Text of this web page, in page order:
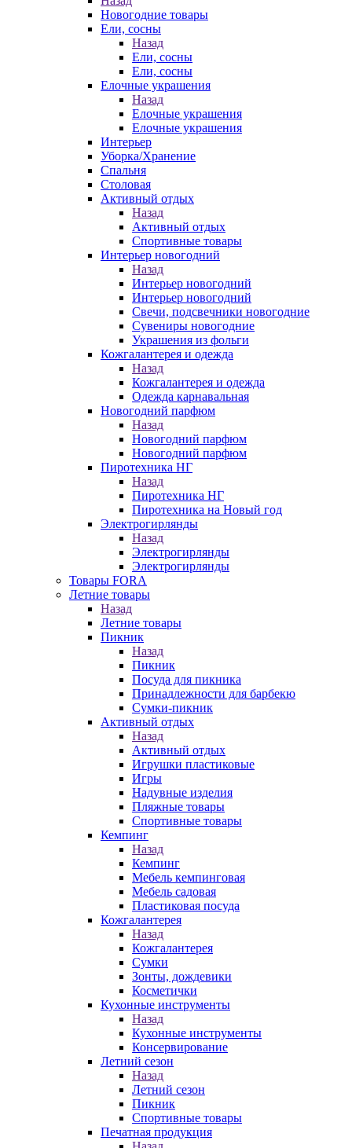
Новогодние товары
Ели, сосны
Назад
Ели, сосны
Ели, сосны
Елочные украшения
Назад
Елочные украшения
Елочные украшения
Интерьер
Уборка/Хранение
Спальня
Столовая
Активный отдых
Назад
Активный отдых
Спортивные товары
Интерьер новогодний
Назад
Интерьер новогодний
Интерьер новогодний
Свечи, подсвечники новогодние
Сувениры новогодние
Украшения из фольги
Кожгалантерея и одежда
Назад
Кожгалантерея и одежда
Одежда карнавальная
Новогодний парфюм
Назад
Новогодний парфюм
Новогодний парфюм
Пиротехника НГ
Назад
Пиротехника НГ
Пиротехника на Новый год
Электрогирлянды
Назад
Электрогирлянды
Электрогирлянды
Товары FORA
Летние товары
Назад
Летние товары
Пикник
Назад
Пикник
Посуда для пикника
Принадлежности для барбекю
Сумки-пикник
Активный отдых
Назад
Активный отдых
Игрушки пластиковые
Игры
Надувные изделия
Пляжные товары
Спортивные товары
Кемпинг
Назад
Кемпинг
Мебель кемпинговая
Мебель садовая
Пластиковая посуда
Кожгалантерея
Назад
Кожгалантерея
Сумки
Зонты, дождевики
Косметички
Кухонные инструменты
Назад
Кухонные инструменты
Консервирование
Летний сезон
Назад
Летний сезон
Пикник
Спортивные товары
Печатная продукция